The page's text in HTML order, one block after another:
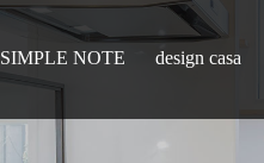
SIMPLE NOTE design casa